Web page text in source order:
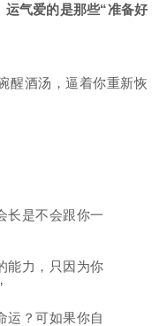
气爱的是那些“准备好
醒酒汤，逼着你重新恢
长是不会跟你一
能力，只因为你
运？可如果你自